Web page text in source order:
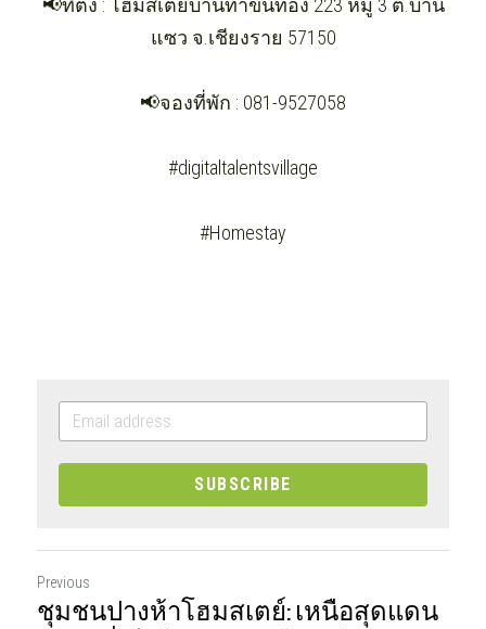
📢ที่ตั้ง : โฮมสเตย์บ้านท่าขันทอง 223 หมู่ 3 ต.บ้าน
แซว จ.เชียงราย 57150
📢จองที่พัก : 081-9527058
#digitaltalentsvillage
#Homestay
SUBSCRIBE
Previous
ชุมชนปางห้าโฮมสเตย์: เหนือสุดแดน